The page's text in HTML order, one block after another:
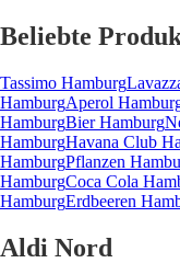
Beliebte
Tassimo Hamburg
HamburgAperol
HamburgBier Hamburg
HamburgHavana Club
HamburgPflanzen
HamburgCoca Cola
HamburgErdbeeren
Aldi Nord